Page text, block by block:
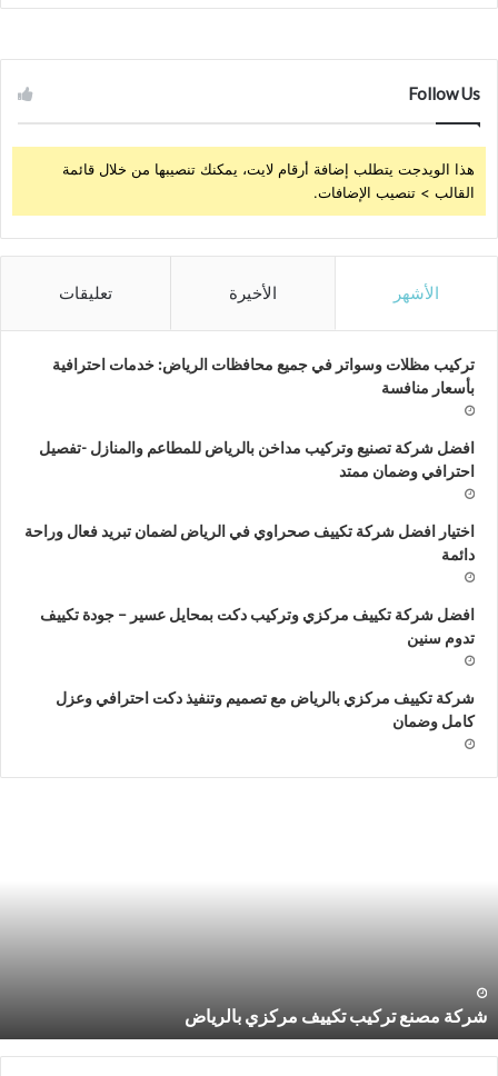
Follow Us
هذا الويدجت يتطلب إضافة أرقام لايت، يمكنك تنصيبها من خلال قائمة
القالب > تنصيب الإضافات.
الأشهر الأخيرة تعليقات
تركيب مظلات وسواتر في جميع محافظات الرياض: خدمات احترافية
بأسعار منافسة
افضل شركة تصنيع وتركيب مداخن بالرياض للمطاعم والمنازل -تفصيل
احترافي وضمان ممتد
اختيار افضل شركة تكييف صحراوي في الرياض لضمان تبريد فعال وراحة
دائمة
افضل شركة تكييف مركزي وتركيب دكت بمحايل عسير – جودة تكييف
تدوم سنين
شركة تكييف مركزي بالرياض مع تصميم وتنفيذ دكت احترافي وعزل
كامل وضمان
شركة مصنع تركيب تكييف مركزي بالرياض